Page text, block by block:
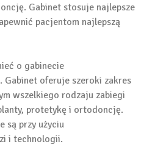
Gabinet stosuje najlepsze
pacjentom najlepszą
o gabinecie
oferuje szeroki zakres
wszelkiego rodzaju zabiegi
protetykę i ortodoncję.
są przy użyciu
i technologii.